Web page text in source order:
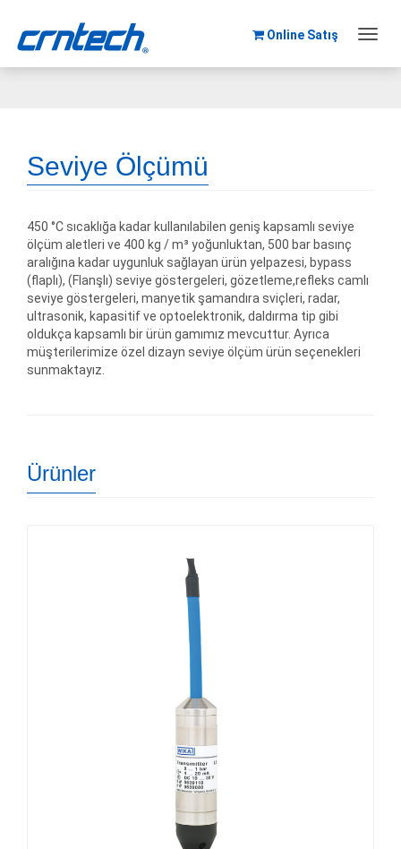
Online Satış
Seviye Ölçümü
450 °C sıcaklığa kadar kullanılabilen geniş kapsamlı seviye
ölçüm aletleri ve 400 kg / m³ yoğunluktan, 500 bar basınç
aralığına kadar uygunluk sağlayan ürün yelpazesi, bypass
(flaplı), (Flanşlı) seviye göstergeleri, gözetleme,refleks camlı
seviye göstergeleri, manyetik şamandıra sviçleri, radar,
ultrasonik, kapasitif ve optoelektronik, daldırma tip gibi
oldukça kapsamlı bir ürün gamımız mevcuttur. Ayrıca
müşterilerimize özel dizayn seviye ölçüm ürün seçenekleri
sunmaktayız.
Ürünler